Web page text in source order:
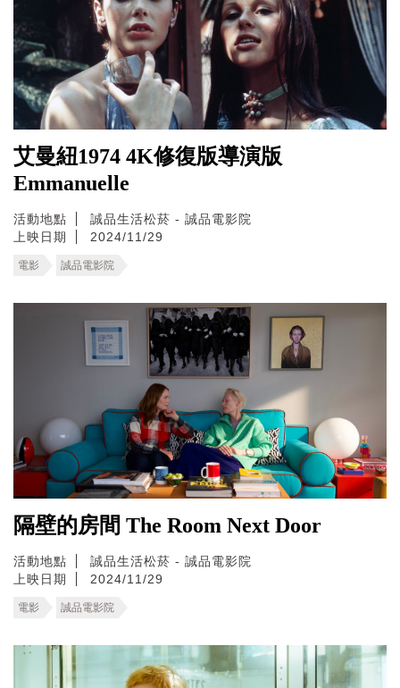
艾曼紐1974 4K修復版導演版
Emmanuelle
活動地點
誠品生活松菸 - 誠品電影院
上映日期
2024/11/29
電影 誠品電影院
隔壁的房間 The Room Next Door
活動地點
誠品生活松菸 - 誠品電影院
上映日期
2024/11/29
電影 誠品電影院